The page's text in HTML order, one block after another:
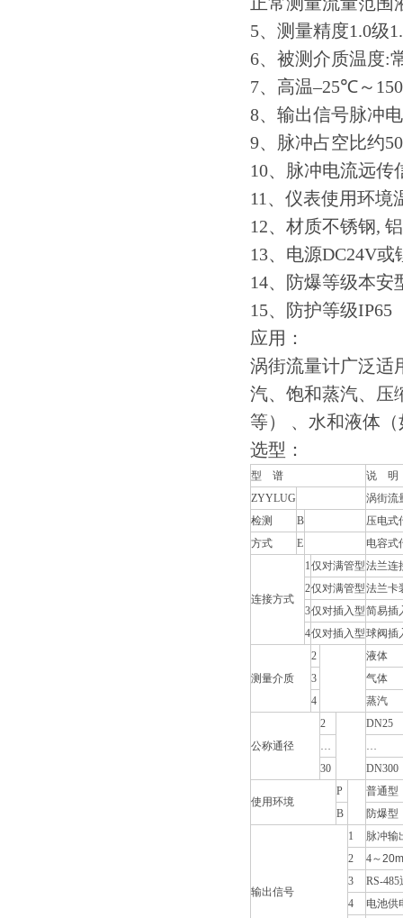
5、测量精度1.0级
6、被测介质温度:
7、高温–25℃～ 150
8、输出信号脉冲
9、脉冲占空比约
10、脉冲电流远传
11 、仪表使用环境
12、材质不锈钢,
13、电源DC24V或
14、防爆等级本安
15、防护等级IP65
应用：
涡街流量计广泛适
汽、饱和蒸汽、压
等） 、水和液体
选型：
型 谱 说
明
ZYYLUG
涡街流
检测
B
压电式
方式
E 电容式
连接方式
1仅对满管型法兰连
2仅对满管型法兰卡
3仅对插入型简易插
4仅对插入型球阀插
测量介质
2
液体
3
气体
4
蒸汽
公称通径
2
DN25
…
30
DN300
使用环境
P
普通型
B
防爆型
输出信号
1
脉冲输
2
4～
3
RS-485
4
电池供